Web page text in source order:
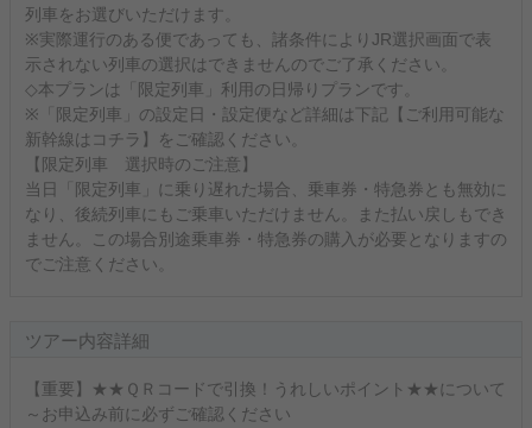
列車をお選びいただけます。
※実際運行のある便であっても、諸条件によりJR選択画面で表
示されない列車の選択はできませんのでご了承ください。
◇本プランは「限定列車」利用の日帰りプランです。
※「限定列車」の設定日・設定便など詳細は下記【ご利用可能な
新幹線はコチラ】をご確認ください。
【限定列車 選択時のご注意】
当日「限定列車」に乗り遅れた場合、乗車券・特急券とも無効に
なり、後続列車にもご乗車いただけません。また払い戻しもでき
ません。この場合別途乗車券・特急券の購入が必要となりますの
でご注意ください。
ツアー内容詳細
【重要】★★ＱＲコードで引換！うれしいポイント★★について
～お申込み前に必ずご確認ください